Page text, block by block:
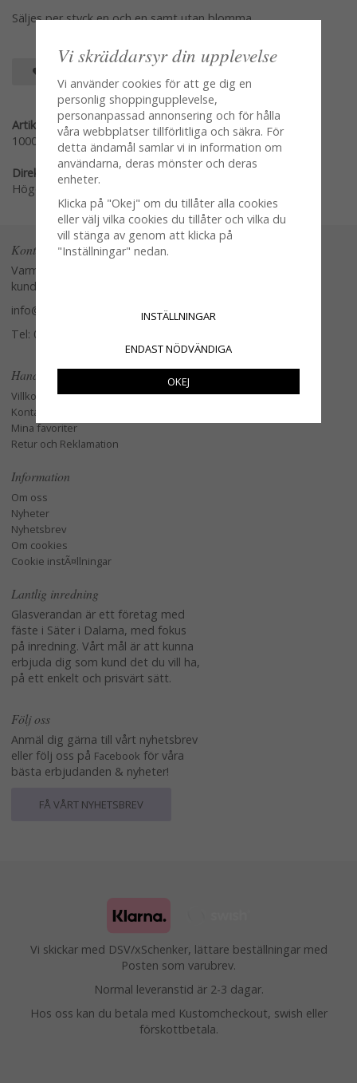
Säljes per styck en och en samt utan blomma
Artikelnummer:
10007
Direktlänk:
Högerklicka och kopiera adressen
Kontakta oss
Varmt välkommen att kontakta vår
kundtjänst.
info@glasverandan.se
Tel: 079-3495968
Handla
Villkor
Kontakta oss
Mina favoriter
Retur och Reklamation
Information
Om oss
Nyheter
Nyhetsbrev
Om cookies
Cookie instÃ¤llningar
Lantlig inredning
Glasverandan är ett företag med
fäste i Säter i Dalarna, med fokus
på inredning. Vårt mål är att kunna
erbjuda dig som kund det du vill ha,
på ett enkelt och prisvärt sätt.
Följ oss
Anmäl dig gärna till vårt nyhetsbrev
eller följ oss på Facebook för våra
bästa erbjudanden & nyheter!
FÅ VÅRT NYHETSBREV
Vi skickar med DSV/xSchenker, lättare beställningar med
Posten som varubrev.
Normal leveranstid är 2-3 dagar.
Hos oss kan du betala med Kustomcheckout, swish eller
förskottbetala.
Vi skräddarsyr din upplevelse
Vi använder cookies för att ge dig en
personlig shoppingupplevelse,
personanpassad annonsering och för hålla
våra webbplatser tillförlitliga och säkra. För
detta ändamål samlar vi in information om
användarna, deras mönster och deras
enheter.
Klicka på "Okej" om du tillåter alla cookies
eller välj vilka cookies du tillåter och vilka du
vill stänga av genom att klicka på
"Inställningar" nedan.
INSTÄLLNINGAR
ENDAST NÖDVÄNDIGA
OKEJ